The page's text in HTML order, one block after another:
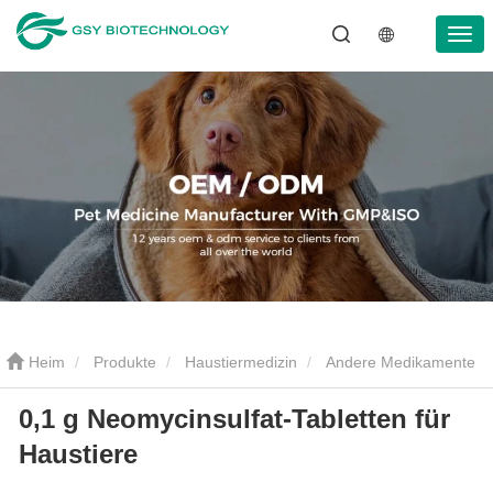
Heim Produkte Haustiermedizin Andere Medikamente
0,1 g Neomycinsulfat-Tabletten für Haustiere
0,1 g Neomycinsulfat-Tabletten für
Haustiere